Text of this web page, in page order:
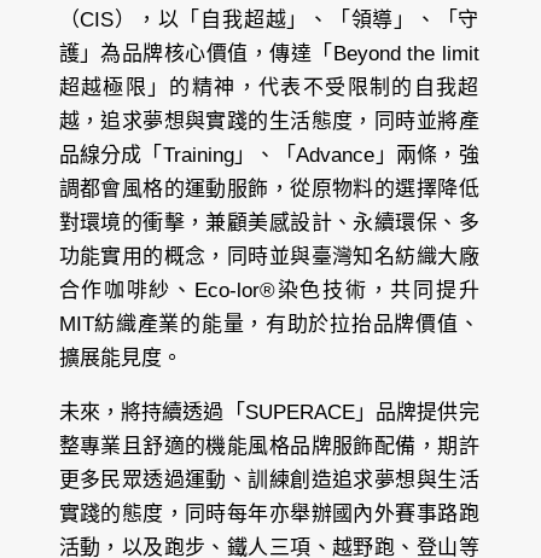
（CIS），以「自我超越」、「領導」、「守
護」為品牌核心價值，傳達「Beyond the limit
超越極限」的精神，代表不受限制的自我超
越，追求夢想與實踐的生活態度，同時並將產
品線分成「Training」、「Advance」兩條，強
調都會風格的運動服飾，從原物料的選擇降低
對環境的衝擊，兼顧美感設計、永續環保、多
功能實用的概念，同時並與臺灣知名紡織大廠
合作咖啡紗、Eco-lor®染色技術，共同提升
MIT紡織產業的能量，有助於拉抬品牌價值、
擴展能見度。
未來，將持續透過「SUPERACE」品牌提供完
整專業且舒適的機能風格品牌服飾配備，期許
更多民眾透過運動、訓練創造追求夢想與生活
實踐的態度，同時每年亦舉辦國內外賽事路跑
活動，以及跑步、鐵人三項、越野跑、登山等